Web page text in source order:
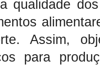
qualidade
Assim,
para